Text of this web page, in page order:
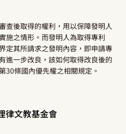
查後取得的權利，用以保障發明人
施之情形。而發明人為取得專利
定其所請求之發明內容，即申請專
進一步改良，該如何取得改良後的
30條國內優先權之相關規定。
律文教基金會